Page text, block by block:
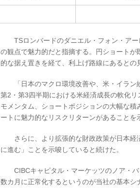
TSロンバードのダニエル・フォン・アー
の観点で魅力的だと指摘する。円ショート
的な据え置きを経て、利上げ路線にあるとの
「日本のマクロ環境改善や、米・イラン
第2・第3四半期における米経済成長の軟化
モメンタム、ショートポジションの大幅な
ートに魅力的なリスクリターンがあることを
さらに、より拡張的な財政政策が日本経
に進む」ことを示唆していると続けた。
CIBCキャピタル・マーケッツのノア・バ
数カ月に正常化するというのが当社の基本